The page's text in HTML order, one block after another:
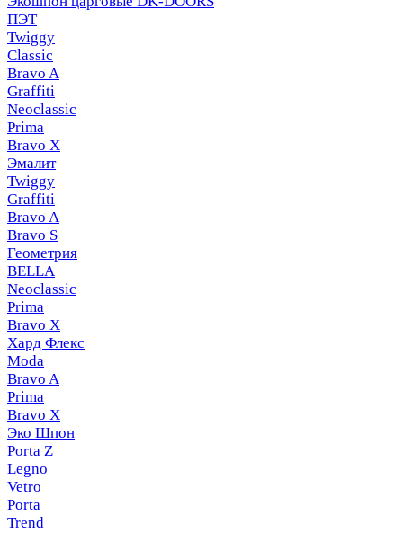
ПЭТ
Twiggy
Classic
Bravo A
Graffiti
Neoclassic
Prima
Bravo X
Эмалит
Twiggy
Graffiti
Bravo A
Bravo S
Геометрия
BELLA
Neoclassic
Prima
Bravo X
Хард Флекс
Moda
Bravo A
Prima
Bravo X
Эко Шпон
Porta Z
Legno
Vetro
Porta
Trend